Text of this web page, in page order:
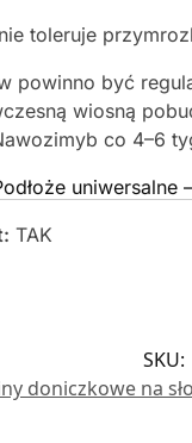
toleruje
powinno być
wiosną
co 4–6
uniwersalne
TAK
SKU:
doniczkowe na